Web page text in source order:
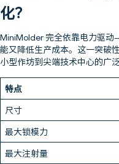
化？
MiniMolder 完全依靠电力驱
能又降低生产成本。这一突破
小型作坊到尖端技术中心的广
特点
尺寸
最大锁模力
最大注射量